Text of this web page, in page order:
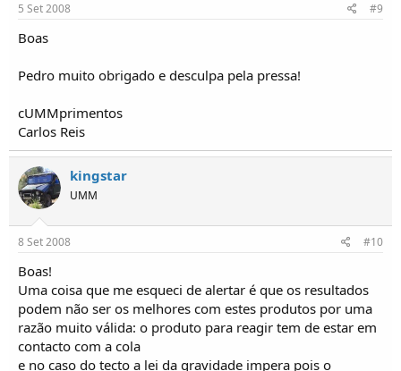
5 Set 2008 #9
Boas
Pedro muito obrigado e desculpa pela pressa!
cUMMprimentos
Carlos Reis
kingstar
UMM
8 Set 2008 #10
Boas!
Uma coisa que me esqueci de alertar é que os resultados
podem não ser os melhores com estes produtos por uma
razão muito válida: o produto para reagir tem de estar em
contacto com a cola
e no caso do tecto a lei da gravidade impera pois o